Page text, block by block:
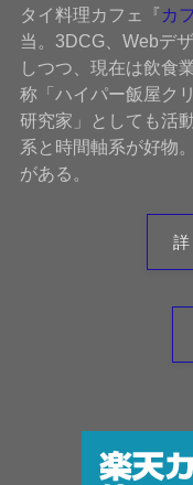
タイ料理カフェ『 カ
当。3DCG、Webデ
しつつ、現在は飲食
称「ハイパー飯屋ク
研究家」としても活
系と時間軸系が好物
がある。
詳